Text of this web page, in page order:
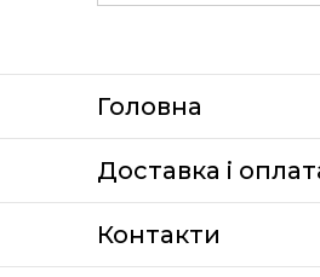
Головна
Доставка i
Контакти